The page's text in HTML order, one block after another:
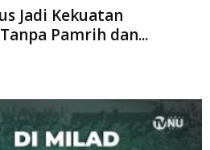
Jadi Kekuatan
Pamrih dan...